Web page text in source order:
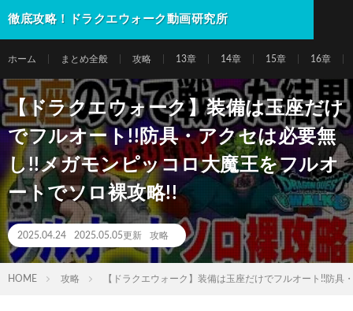
徹底攻略！ドラクエウォーク動画研究所
ホーム まとめ全般 攻略 13章 14章 15章 16章
【ドラクエウォーク】装備は玉座だけ
でフルオート!!防具・アクセは必要無
し!!メガモンピッコロ大魔王をフルオ
ートでソロ裸攻略!!
2025.04.24 2025.05.05更新 攻略
HOME 攻略 【ドラクエウォーク】装備は玉座だけでフルオート!!防